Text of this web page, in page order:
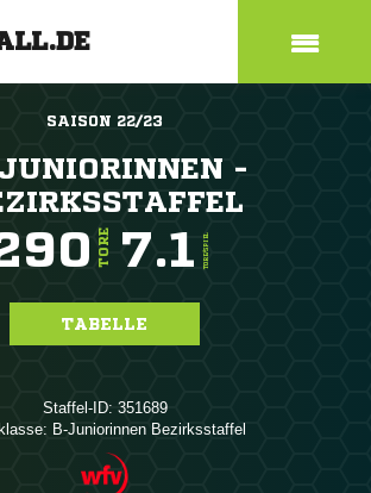
SAISON 22/23
-
TORE 7.1 TORE/SPIEL
TABELLE
Staffel-ID: 351689
B-Juniorinnen Bezirksstaffel